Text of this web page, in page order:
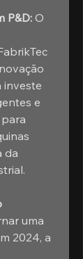
P&D: O
investe
e
da
uma
2024, a